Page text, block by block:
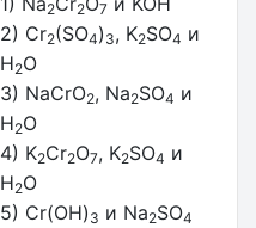
2 2 7
2) Cr2(SO4) 3, K2SO4 и
H2O
3) NaCrO2, Na2SO4 и
H2O
4) K2Cr2O7, K2SO4 и
H2O
5) Cr(OH) 3 и Na2SO4